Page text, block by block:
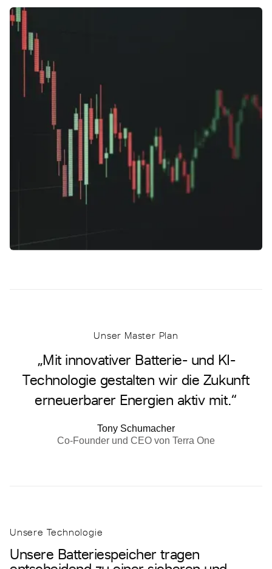
Unser Master Plan
„Mit innovativer Batterie- und KI-
Technologie gestalten wir die Zukunft
erneuerbarer Energien aktiv mit.“
Tony Schumacher
Co-Founder und CEO von Terra One
Unsere Technologie
Unsere Batteriespeicher tragen